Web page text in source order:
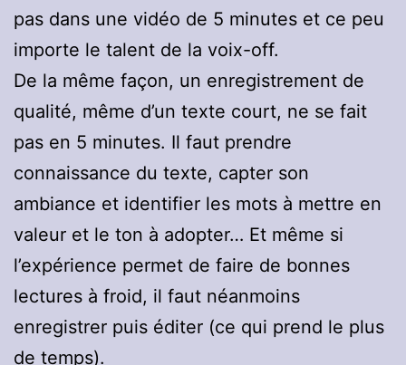
pas dans une vidéo de 5 minutes et ce peu
importe le talent de la voix-off.
De la même façon, un enregistrement de
qualité, même d’un texte court, ne se fait
pas en 5 minutes. Il faut prendre
connaissance du texte, capter son
ambiance et identifier les mots à mettre en
valeur et le ton à adopter… Et même si
l’expérience permet de faire de bonnes
lectures à froid, il faut néanmoins
enregistrer puis éditer (ce qui prend le plus
de temps).